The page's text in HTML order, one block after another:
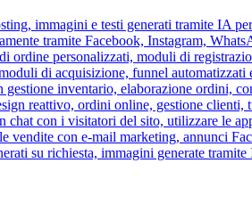
immagini e testi generati tramite IA
tramite Facebook, Instagram,
ordine personalizzati, moduli di
di acquisizione, funnel
gestione inventario, elaborazione ordini,
reattivo, ordini online, gestione clienti,
chat con i visitatori del sito, utilizzare le
vendite con e-mail marketing, annunci
su richiesta, immagini generate